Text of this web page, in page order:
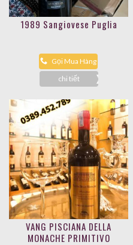
1989 Sangiovese Puglia
Gọi Mua Hàng
chi tiết
VANG PISCIANA DELLA
MONACHE PRIMITIVO